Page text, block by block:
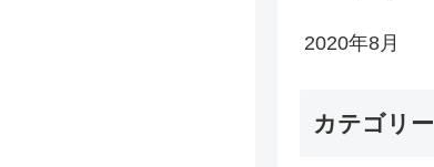
2020年8月
カテゴリー